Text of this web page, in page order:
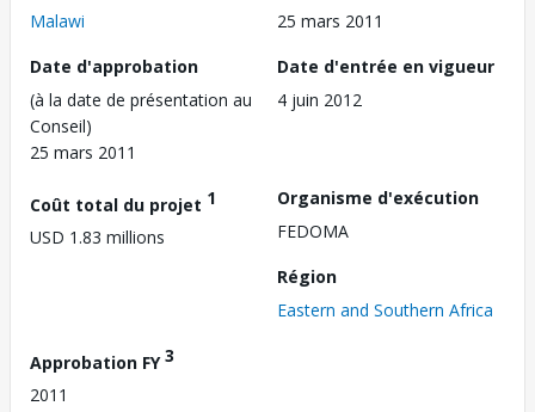
Malawi
25 mars 2011
Date d'approbation
(à la date de présentation au
Conseil)
25 mars 2011
Date d'entrée en vigueur
4 juin 2012
Coût total du projet 1
USD 1.83 millions
Organisme d'exécution
FEDOMA
Région
Eastern and Southern Africa
Approbation FY3
2011